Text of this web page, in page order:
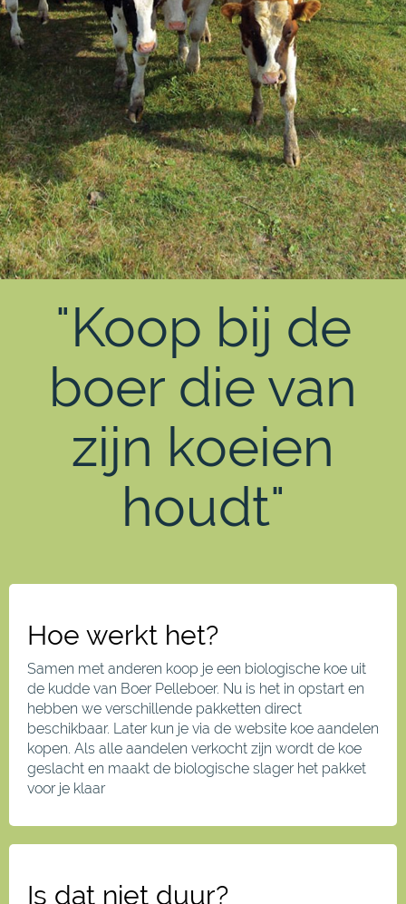
"Koop bij de
boer die van
zijn koeien
houdt"
Hoe werkt het?
Samen met anderen koop je een biologische koe uit
de kudde van Boer Pelleboer. Nu is het in opstart en
hebben we verschillende pakketten direct
beschikbaar. Later kun je via de website koe aandelen
kopen. Als alle aandelen verkocht zijn wordt de koe
geslacht en maakt de biologische slager het pakket
voor je klaar
Is dat niet duur?